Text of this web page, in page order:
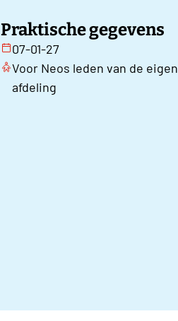
Praktische gegevens
07-01-27
Voor Neos leden van de eigen
afdeling